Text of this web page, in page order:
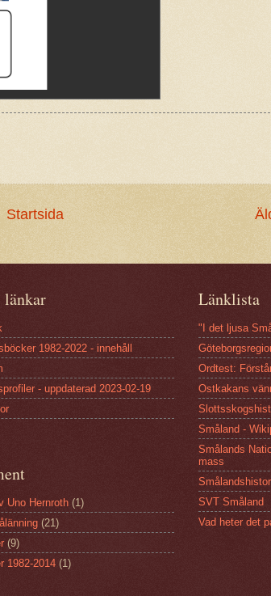
Startsida
1982-2022 - innehåll
- uppdaterad 2023-02-19
Uno Hernroth (1)
(21)
(9)
1982-2014 (1)
Länklista
"I det ljusa
Ordtest:
Ostkakans
Småland -
Smålands
mass
SVT Småland
Vad heter det